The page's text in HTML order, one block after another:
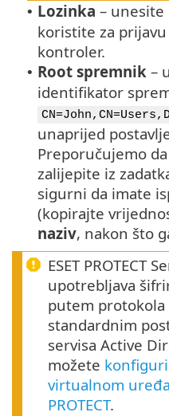
• Lozinka – unesite
koristite za
kontroler.
• Root spremnik –
identifikator
unaprijed
Preporučujemo
zalijepite iz
sigurni da imate
(kopirajte
naziv, nakon što
ESET PROTECT
upotrebljava
putem protokola
standardnim
servisa Active
možete
virtualnom
PROTECT.